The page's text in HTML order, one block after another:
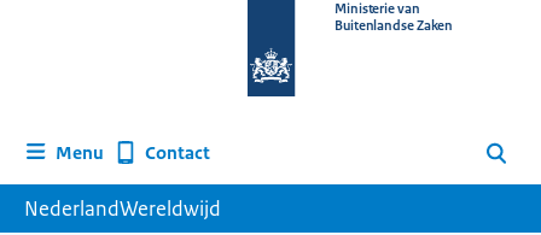
homepage
Ministerie van
Buitenlandse Zaken
Menu Contact Zoeken
NederlandWereldwijd